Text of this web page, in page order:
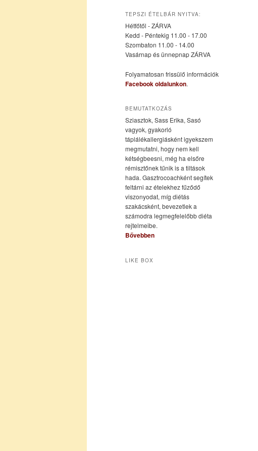
elsődleges
tartalomra
másodlagos
tartalomra
TEPSZI ÉTELBÁR NYITVA:
Hétfőtől - ZÁRVA
Kedd - Péntekig 11.00 - 17.00
Szombaton 11.00 - 14.00
Vasárnap és ünnepnap ZÁRVA
Folyamatosan frissülő információk
Facebook oldalunkon.
BEMUTATKOZÁS
Sziasztok, Sass Erika, Sasó
vagyok, gyakorló
táplálékallergiásként igyekszem
megmutatni, hogy nem kell
kétségbeesni, még ha elsőre
rémisztőnek tűnik is a tiltások
hada. Gasztrocoachként segítek
feltárni az ételekhez fűződő
viszonyodat, míg diétás
szakácsként, bevezetlek a
számodra legmegfelelőbb diéta
rejtelmeibe.
Bővebben
LIKE BOX